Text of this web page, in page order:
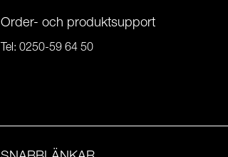
Order- och produktsupport
Tel: 0250-59 64 50